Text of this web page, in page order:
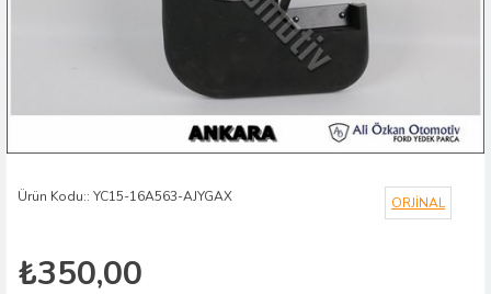
Ürün Kodu:: YC15-16A563-AJYGAX ORJİNAL
₺350,00